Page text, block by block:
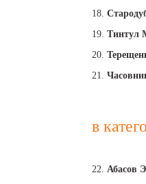
18.
19. Тинтул
20.
21.
в
22. Абасов